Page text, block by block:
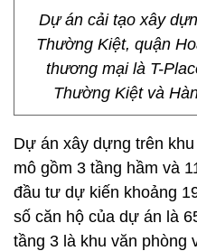
Dự án cải tạo xây
Thường Kiệt, quận
thương mại là T-
Thường Kiệt và
Dự án xây dựng trên
mô gồm 3 tầng hầm và
đầu tư dự kiến khoảng
số căn hộ của dự án là
tầng 3 là khu văn phòng